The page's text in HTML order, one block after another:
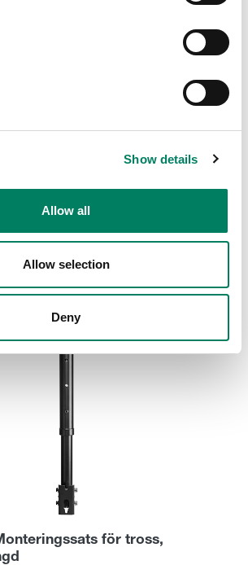
Show details
Allow all
Allow selection
Deny
för tross,